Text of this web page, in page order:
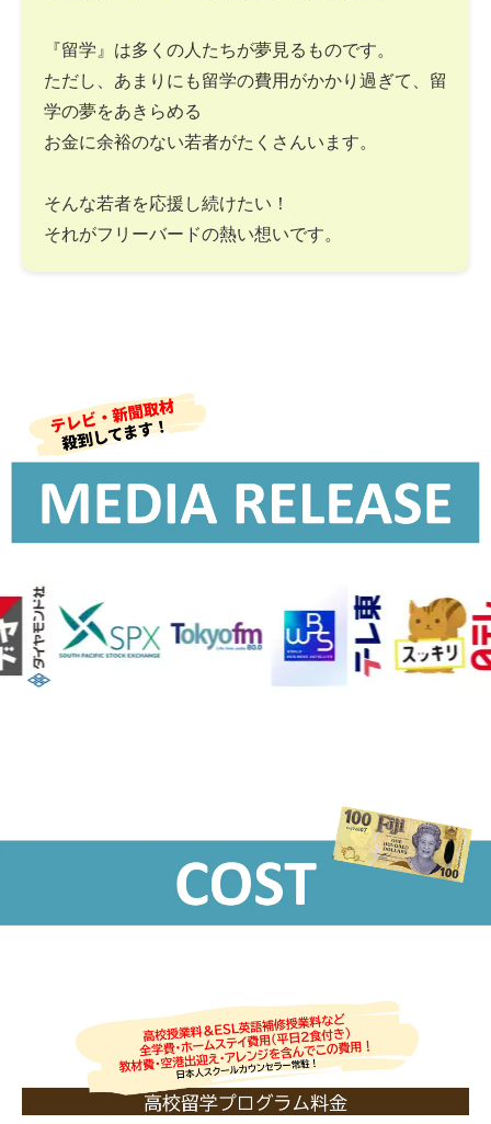
『留学』は多くの人たちが夢見るものです。
ただし、あまりにも留学の費用がかかり過ぎて、留
学の夢をあきらめる
お金に余裕のない若者がたくさんいます。
そんな若者を応援し続けたい！
それがフリーバードの熱い想いです。